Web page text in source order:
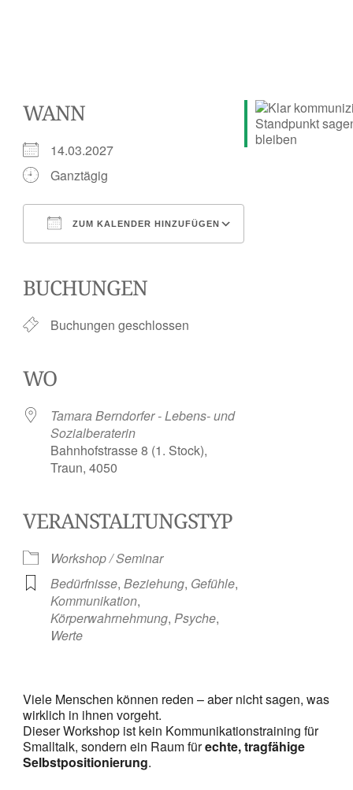
WANN
14.03.2027
Ganztägig
ZUM KALENDER HINZUFÜGEN
BUCHUNGEN
Buchungen geschlossen
WO
Tamara Berndorfer - Lebens- und
Sozialberaterin
Bahnhofstrasse 8 (1. Stock),
Traun, 4050
VERANSTALTUNGSTYP
Workshop / Seminar
Bedürfnisse, Beziehung, Gefühle,
Kommunikation,
Körperwahrnehmung, Psyche,
Werte
Viele Menschen können reden – aber nicht sagen, was
wirklich in ihnen vorgeht.
Dieser Workshop ist kein Kommunikationstraining für
Smalltalk, sondern ein Raum fürechte, tragfähige
Selbstpositionierung.